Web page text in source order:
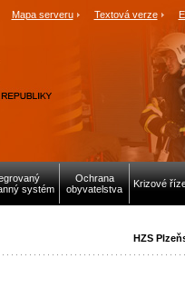
Mapa serveru Textová verze
systém
Ochrana
obyvatelstva
Krizové
HZS